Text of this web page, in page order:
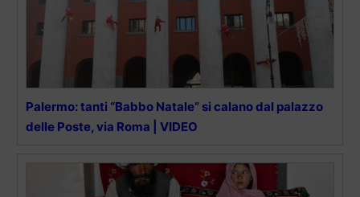
Palermo: tanti “Babbo Natale” si calano dal palazzo
delle Poste, via Roma | VIDEO